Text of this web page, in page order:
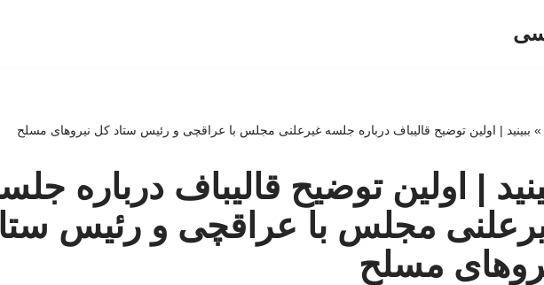
» ببینید | اولین توضیح قالیباف درباره جلسه غیرعلنی مجلس با عراقچی و رئیس ستاد کل نیروهای مسلح
| اولین توضیح قالیباف درباره
مجلس با عراقچی و رئیس
مسلح